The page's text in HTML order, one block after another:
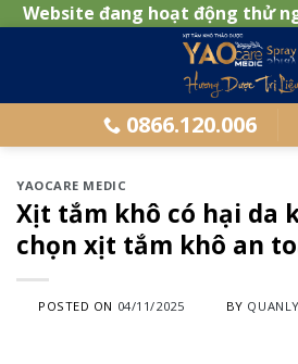
Website đang hoạt động thử
0866.120.006
YAOCARE MEDIC
Xịt tắm khô có hại da
chọn xịt tắm khô an
POSTED ON 04/11/2025 BY QUANLY